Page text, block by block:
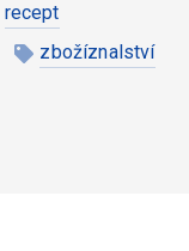
recept
zbožíznalství